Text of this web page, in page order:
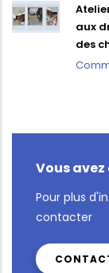
aux
des
Vous
Pour plus
contacter